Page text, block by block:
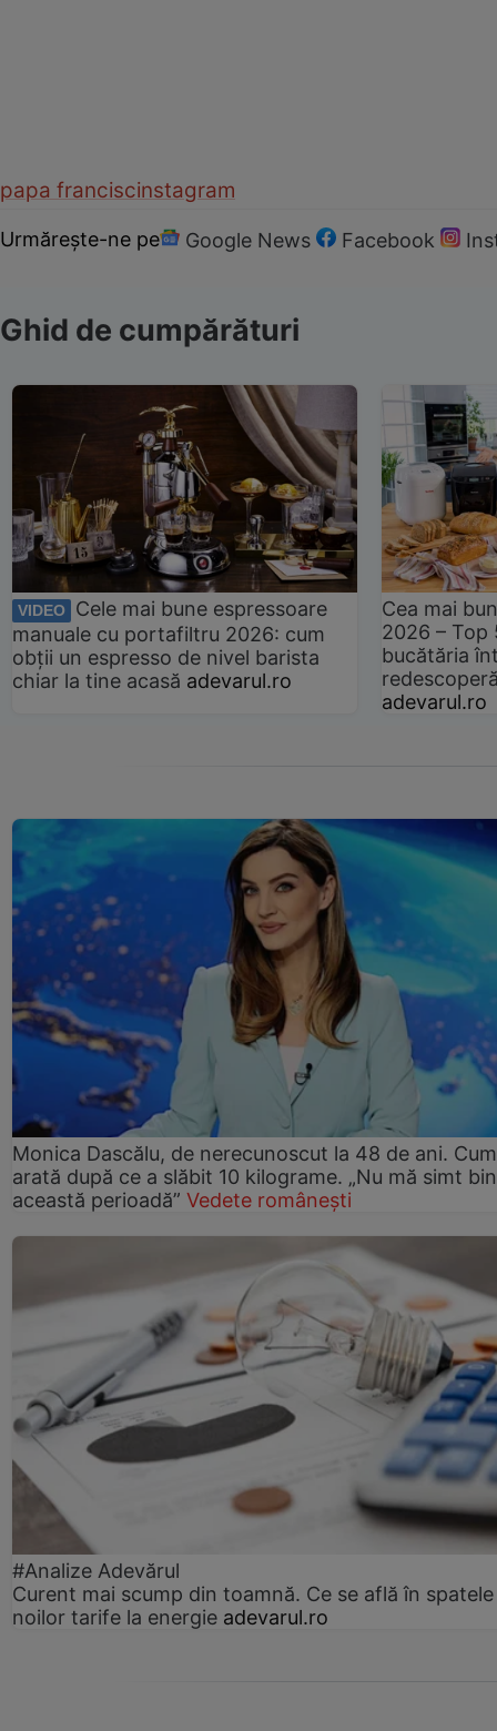
papa franciscinstagram
Urmărește-ne pe Google News Facebook
Ghid de cumpărături
VIDEO
Cele mai bune espressoare
manuale cu portafiltru 2026: cum
obții un espresso de nivel barista
chiar la tine acasă adevarul.ro
Cea mai
2026 –
bucătăria
adevarul.ro
Monica Dascălu, de nerecunoscut la 48 de ani. Cum
arată după ce a slăbit 10 kilograme. „Nu mă simt
această perioadă” Vedete românești
#Analize Adevărul
Curent mai scump din toamnă. Ce se află în spatele
noilor tarife la energie adevarul.ro